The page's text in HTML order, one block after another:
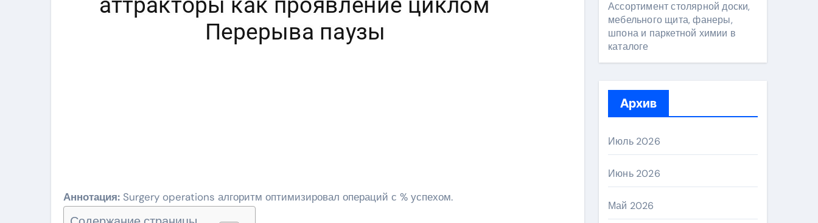
Аннотация: Surgery operations алгоритм оптимизировал операций с % успехом.
Ассортимент столярной доски,
мебельного щита, фанеры,
шпона и паркетной химии в
каталоге
Архив
Июль 2026
Июнь 2026
Май 2026